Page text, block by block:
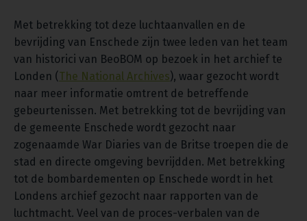
Met betrekking tot deze luchtaanvallen en de
bevrijding van Enschede zijn twee leden van het team
van historici van BeoBOM op bezoek in het archief te
Londen (The National Archives), waar gezocht wordt
naar meer informatie omtrent de betreffende
gebeurtenissen. Met betrekking tot de bevrijding van
de gemeente Enschede wordt gezocht naar
zogenaamde War Diaries van de Britse troepen die de
stad en directe omgeving bevrijdden. Met betrekking
tot de bombardementen op Enschede wordt in het
Londens archief gezocht naar rapporten van de
luchtmacht. Veel van de proces-verbalen van de